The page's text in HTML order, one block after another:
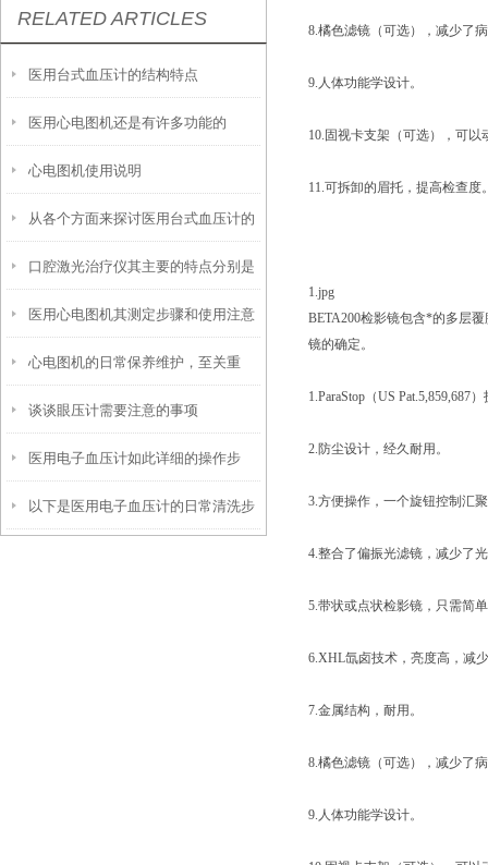
RELATED ARTICLES
医用台式血压计的结构特点
医用心电图机还是有许多功能的
心电图机使用说明
从各个方面来探讨医用台式血压计的
特点
口腔激光治疗仪其主要的特点分别是
什么
医用心电图机其测定步骤和使用注意
事项如下
心电图机的日常保养维护，至关重
要！
谈谈眼压计需要注意的事项
医用电子血压计如此详细的操作步
骤，你知道吗？
以下是医用电子血压计的日常清洗步
8.橘色滤镜（可选），减少了
9.人体功能学设计。
10.固视卡支架（可选），可以
11.可拆卸的眉托，提高检查度
1.jpg
BETA200检影镜包含*的多层
镜的确定。
1.ParaStop（US Pat.5,859,687
2.防尘设计，经久耐用。
3.方便操作，一个旋钮控制汇
4.整合了偏振光滤镜，减少了
5.带状或点状检影镜，只需简
6.XHL氙卤技术，亮度高，减
7.金属结构，耐用。
8.橘色滤镜（可选），减少了
9.人体功能学设计。